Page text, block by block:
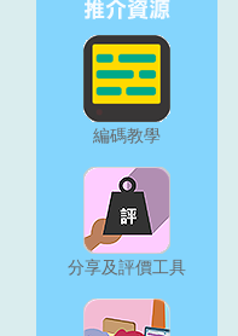
編碼教學
分享及評價工具